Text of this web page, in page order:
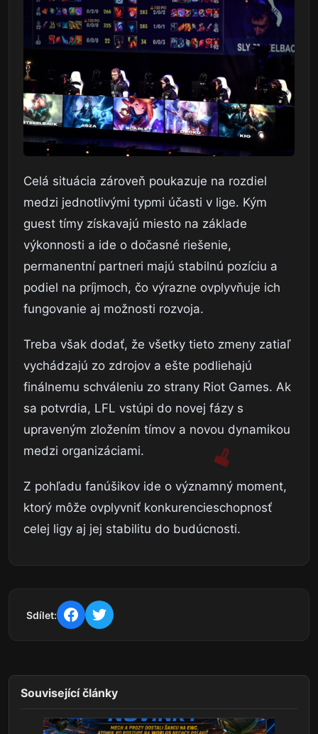
Celá situácia zároveň poukazuje na rozdiel
medzi jednotlivými typmi účasti v lige. Kým
guest tímy získavajú miesto na základe
výkonnosti a ide o dočasné riešenie,
permanentní partneri majú stabilnú pozíciu a
podiel na príjmoch, čo výrazne ovplyvňuje ich
fungovanie aj možnosti rozvoja.
Treba však dodať, že všetky tieto zmeny zatiaľ
vychádzajú zo zdrojov a ešte podliehajú
finálnemu schváleniu zo strany Riot Games. Ak
sa potvrdia, LFL vstúpi do novej fázy s
upraveným zložením tímov a novou dynamikou
medzi organizáciami.
Z pohľadu fanúšikov ide o významný moment,
ktorý môže ovplyvniť konkurencieschopnosť
celej ligy aj jej stabilitu do budúcnosti.
Sdílet:
Související články